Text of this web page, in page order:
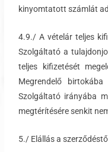
kinyomtatott számlát
4.9./ A vételár teljes
Szolgáltató a
teljes kifizetését
Megrendelő
Szolgáltató irányába
megtérítésére senkit
5./ Elállás a szerződéstől